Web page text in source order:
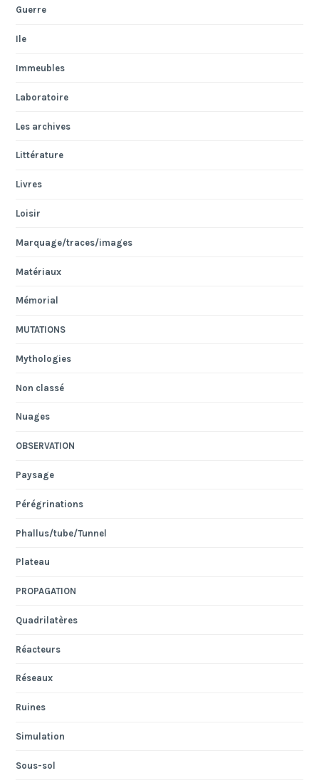
Guerre
Ile
Immeubles
Laboratoire
Les archives
Littérature
Livres
Loisir
Marquage/traces/images
Matériaux
Mémorial
MUTATIONS
Mythologies
Non classé
Nuages
OBSERVATION
Paysage
Pérégrinations
Phallus/tube/Tunnel
Plateau
PROPAGATION
Quadrilatères
Réacteurs
Réseaux
Ruines
Simulation
Sous-sol